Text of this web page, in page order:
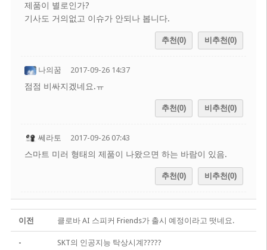
제품이 별로인가?
기사도 거의없고 이슈가 안되나 봅니다.
추천(0) 비추천(0)
나의꿈 2017-09-26 14:37
점점 비싸지겠네요.ㅠ
추천(0) 비추천(0)
쎄라토 2017-09-26 07:43
스마트 미러 형태의 제품이 나왔으면 하는 바람이 있음.
추천(0) 비추천(0)
이전 클로바 AI 스피커 Friends가 출시 예정이라고 떳네요.
- SKT의 인공지능 탁상시계?????